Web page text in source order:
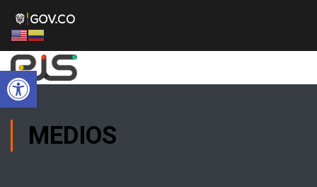
Abrir barra de herramientas
MEDIOS